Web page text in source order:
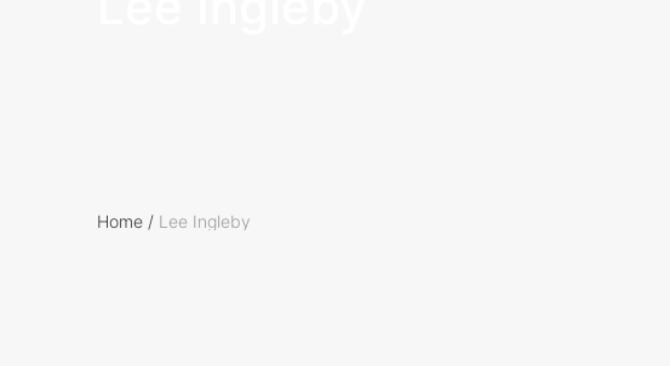
Home / Lee Ingleby